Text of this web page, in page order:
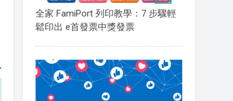
全家 FamiPort 列印教學：7 步驟輕
鬆印出 e首發票中獎發票